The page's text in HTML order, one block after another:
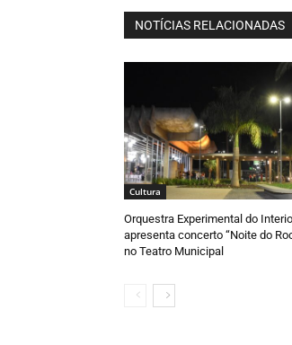
NOTÍCIAS RELACIONADAS
Cultura
Orquestra Experimental do
apresenta concerto “Noite do
no Teatro Municipal